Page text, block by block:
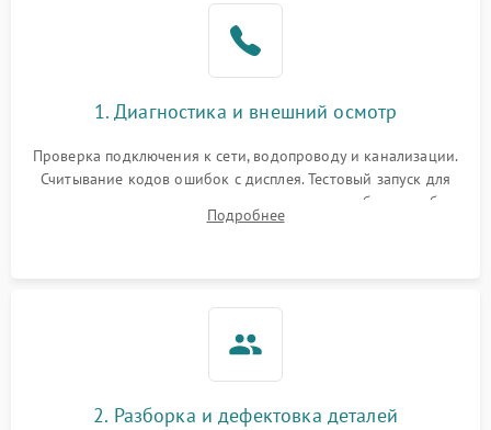
1. Диагностика и внешний осмотр
Проверка подключения к сети, водопроводу и канализации.
Считывание кодов ошибок с дисплея. Тестовый запуск для
выявления посторонних шумов, протечек или сбоев в работе
электронного модуля управления.
Подробнее
2. Разборка и дефектовка деталей